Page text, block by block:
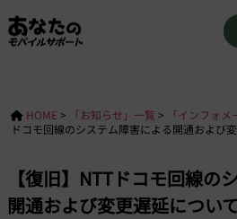
HOME > 「お知らせ」一覧 > 「インフォ
ドコモ回線のシステム障害による開通および
【復旧】NTTドコモ回線の
開通および変更遅延につい